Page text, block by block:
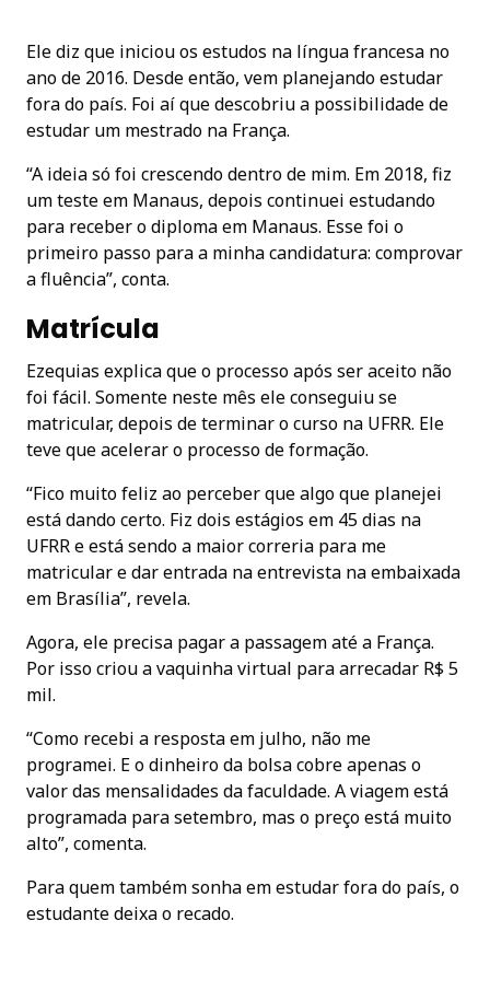
Ele diz que iniciou os estudos na língua francesa no
ano de 2016. Desde então, vem planejando estudar
fora do país. Foi aí que descobriu a possibilidade de
estudar um mestrado na França.
“A ideia só foi crescendo dentro de mim. Em 2018, fiz
um teste em Manaus, depois continuei estudando
para receber o diploma em Manaus. Esse foi o
primeiro passo para a minha candidatura: comprovar
a fluência”, conta.
Matrícula
Ezequias explica que o processo após ser aceito não
foi fácil. Somente neste mês ele conseguiu se
matricular, depois de terminar o curso na UFRR. Ele
teve que acelerar o processo de formação.
“Fico muito feliz ao perceber que algo que planejei
está dando certo. Fiz dois estágios em 45 dias na
UFRR e está sendo a maior correria para me
matricular e dar entrada na entrevista na embaixada
em Brasília”, revela.
Agora, ele precisa pagar a passagem até a França.
Por isso criou a vaquinha virtual para arrecadar R$ 5
mil.
“Como recebi a resposta em julho, não me
programei. E o dinheiro da bolsa cobre apenas o
valor das mensalidades da faculdade. A viagem está
programada para setembro, mas o preço está muito
alto”, comenta.
Para quem também sonha em estudar fora do país, o
estudante deixa o recado.